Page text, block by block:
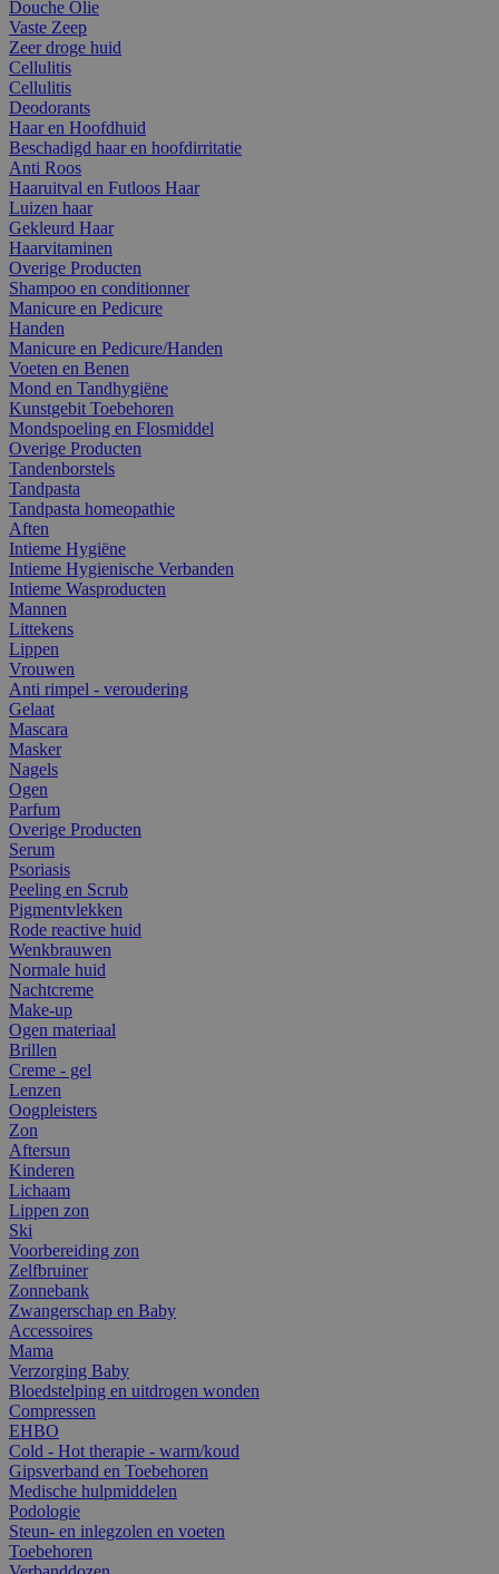
Douche Olie
Vaste Zeep
Zeer droge huid
Cellulitis
Cellulitis
Deodorants
Haar en Hoofdhuid
Beschadigd haar en hoofdirritatie
Anti Roos
Haaruitval en Futloos Haar
Luizen haar
Gekleurd Haar
Haarvitaminen
Overige Producten
Shampoo en conditionner
Manicure en Pedicure
Handen
Manicure en Pedicure/Handen
Voeten en Benen
Mond en Tandhygiëne
Kunstgebit Toebehoren
Mondspoeling en Flosmiddel
Overige Producten
Tandenborstels
Tandpasta
Tandpasta homeopathie
Aften
Intieme Hygiëne
Intieme Hygienische Verbanden
Intieme Wasproducten
Mannen
Littekens
Lippen
Vrouwen
Anti rimpel - veroudering
Gelaat
Mascara
Masker
Nagels
Ogen
Parfum
Overige Producten
Serum
Psoriasis
Peeling en Scrub
Pigmentvlekken
Rode reactive huid
Wenkbrauwen
Normale huid
Nachtcreme
Make-up
Ogen materiaal
Brillen
Creme - gel
Lenzen
Oogpleisters
Zon
Aftersun
Kinderen
Lichaam
Lippen zon
Ski
Voorbereiding zon
Zelfbruiner
Zonnebank
Zwangerschap en Baby
Accessoires
Mama
Verzorging Baby
Bloedstelping en uitdrogen wonden
Compressen
EHBO
Cold - Hot therapie - warm/koud
Gipsverband en Toebehoren
Medische hulpmiddelen
Podologie
Steun- en inlegzolen en voeten
Toebehoren